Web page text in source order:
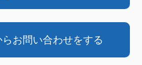
らお問い合わせをする